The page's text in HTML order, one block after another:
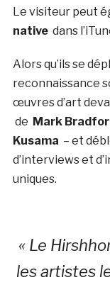
Le visiteur peut
nativedans
Alors qu’ils se
reconnaissance
œuvres d’art
de Mark
Kusama – et
d’interviews et
uniques.
« Le
les artistes